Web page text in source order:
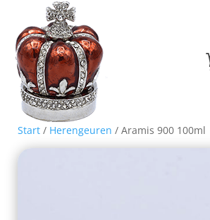
Start / Herengeuren / Aramis 900 100ml